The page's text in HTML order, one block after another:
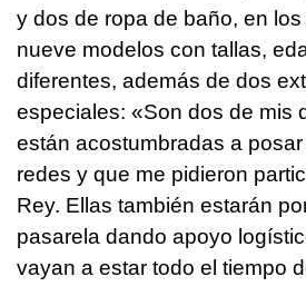
y dos de ropa de baño, en
nueve modelos con tallas,
diferentes, además de dos
especiales: «Son dos de mis
están acostumbradas a
redes y que me pidieron
Rey. Ellas también estarán
pasarela dando apoyo
vayan a estar todo el tiempo